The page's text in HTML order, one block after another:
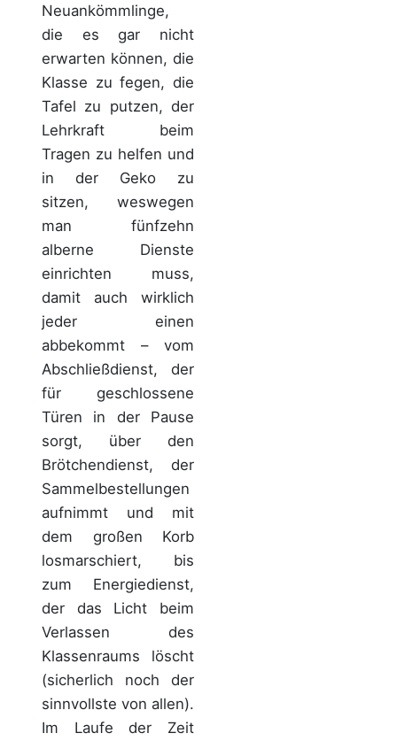
Neuankömmlinge,
die es gar nicht
erwarten können, die
Klasse zu fegen, die
Tafel zu putzen, der
Lehrkraft beim
Tragen zu helfen und
in der Geko zu
sitzen, weswegen
man fünfzehn
alberne Dienste
einrichten muss,
damit auch wirklich
jeder einen
abbekommt – vom
Abschließdienst, der
für geschlossene
Türen in der Pause
sorgt, über den
Brötchendienst, der
Sammelbestellungen
aufnimmt und mit
dem großen Korb
losmarschiert, bis
zum Energiedienst,
der das Licht beim
Verlassen des
Klassenraums löscht
(sicherlich noch der
sinnvollste von allen).
Im Laufe der Zeit